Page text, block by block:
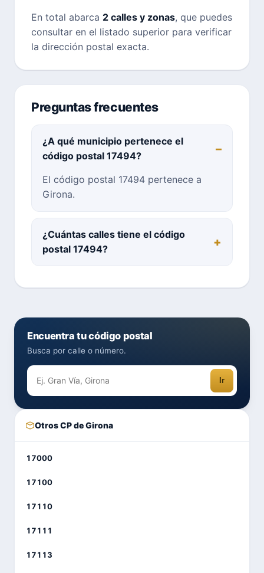
En total abarca 2 calles y zonas, que puedes
consultar en el listado superior para verificar
la dirección postal exacta.
Preguntas frecuentes
¿A qué municipio pertenece el
código postal 17494?
El código postal 17494 pertenece a
Girona.
¿Cuántas calles tiene el código
postal 17494?
Encuentra tu código postal
Busca por calle o número.
Ir
Otros CP de Girona
17000
17100
17110
17111
17113